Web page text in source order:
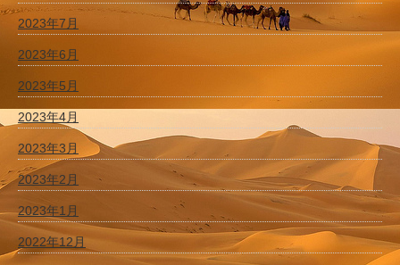
2023年7月
2023年6月
2023年5月
2023年4月
2023年3月
2023年2月
2023年1月
2022年12月